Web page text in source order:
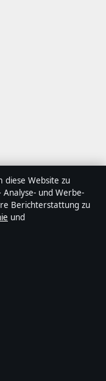
Wirtschaft,
Jeder Artikel
diese Website zu
und Werbe-
Berichterstattung zu
und